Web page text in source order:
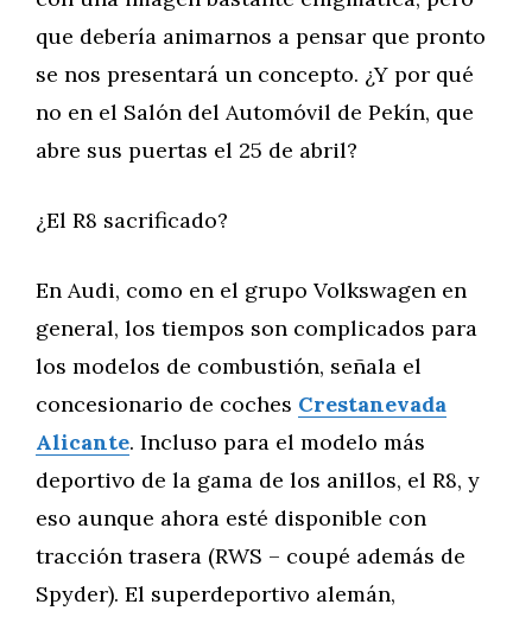
que debería animarnos a pensar que pronto
se nos presentará un concepto. ¿Y por qué
no en el Salón del Automóvil de Pekín, que
abre sus puertas el 25 de abril?
¿El R8 sacrificado?
En Audi, como en el grupo Volkswagen en
general, los tiempos son complicados para
los modelos de combustión, señala el
concesionario de coches Crestanevada
Alicante. Incluso para el modelo más
deportivo de la gama de los anillos, el R8, y
eso aunque ahora esté disponible con
tracción trasera (RWS – coupé además de
Spyder). El superdeportivo alemán,